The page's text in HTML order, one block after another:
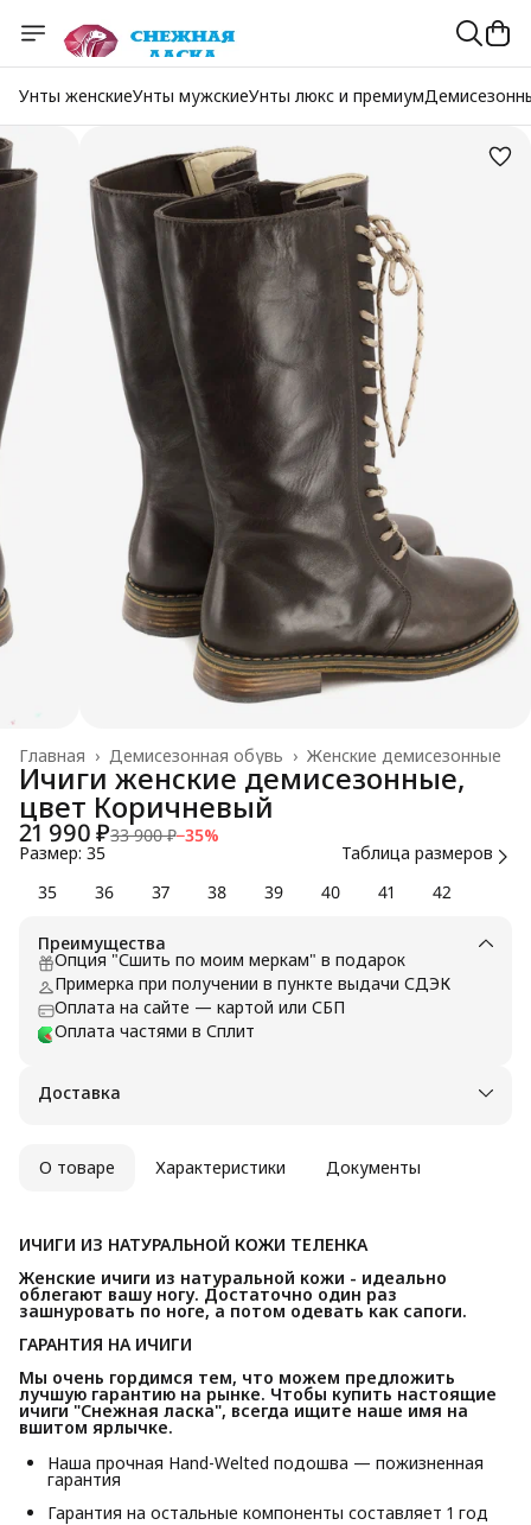
Унты женскиеУнты мужскиеУнты люкс и премиум
Женские демисезонные
Демисезонная обувь ›
Главная ›
Ичиги женские демисезонные,
цвет Коричневый
21 990 ₽33 900 ₽−35%
Размер: 35
Таблица размеров
35
36 37 38 39 40 41 42
Преимущества
Опция "Сшить по моим меркам" в подарок
Примерка при получении в пункте выдачи СДЭК
Оплата на сайте — картой или СБП
Оплата частями в Сплит
Доставка
О товаре Характеристики Документы
ИЧИГИ ИЗ НАТУРАЛЬНОЙ КОЖИ ТЕЛЕНКА
Женские ичиги из натуральной кожи - идеально
облегают вашу ногу. Достаточно один раз
зашнуровать по ноге, а потом одевать как сапоги.
ГАРАНТИЯ НА ИЧИГИ
Мы очень гордимся тем, что можем предложить
лучшую гарантию на рынке. Чтобы купить настоящие
ичиги "Снежная ласка", всегда ищите наше имя на
вшитом ярлычке.
Наша прочная Hand-Welted подошва — пожизненная
гарантия
Гарантия на остальные компоненты составляет 1 год